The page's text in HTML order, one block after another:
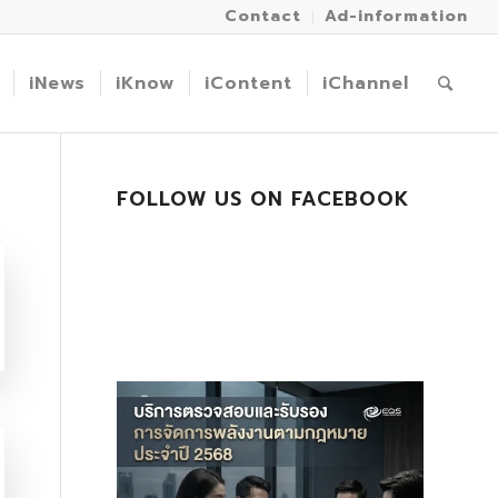
Contact Ad-information
iNews iKnow iContent iChannel
FOLLOW US ON FACEBOOK